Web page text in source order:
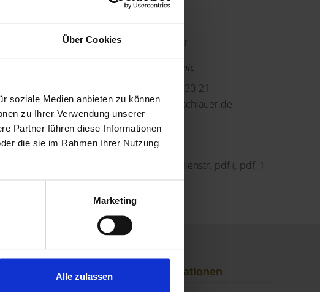
Über Cookies
soziale Medien anbieten zu können
zu Ihrer Verwendung unserer
Partner führen diese Informationen
die sie im Rahmen Ihrer Nutzung
Marketing
Alle zulassen
Ansprechpartner
Herr Mark Krizmanic
Telefon: 089 749830-21
m.krizmanic@gerschlauer.de
Downloads
Grundriss Amalienstr. pdf (. pdf, 1
Weitere Informationen